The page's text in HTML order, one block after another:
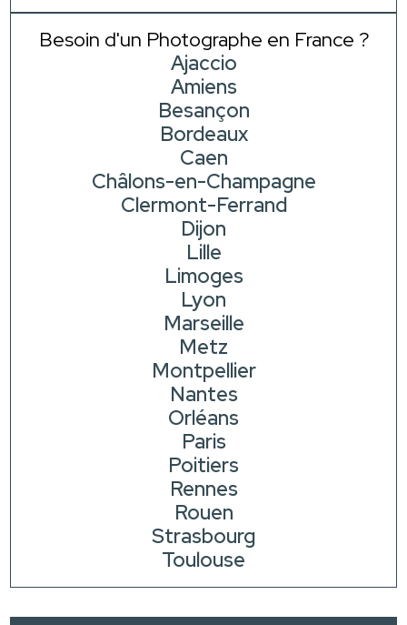
Besoin d'un Photographe en France ?
Ajaccio
Amiens
Besançon
Bordeaux
Caen
Châlons-en-Champagne
Clermont-Ferrand
Dijon
Lille
Limoges
Lyon
Marseille
Metz
Montpellier
Nantes
Orléans
Paris
Poitiers
Rennes
Rouen
Strasbourg
Toulouse